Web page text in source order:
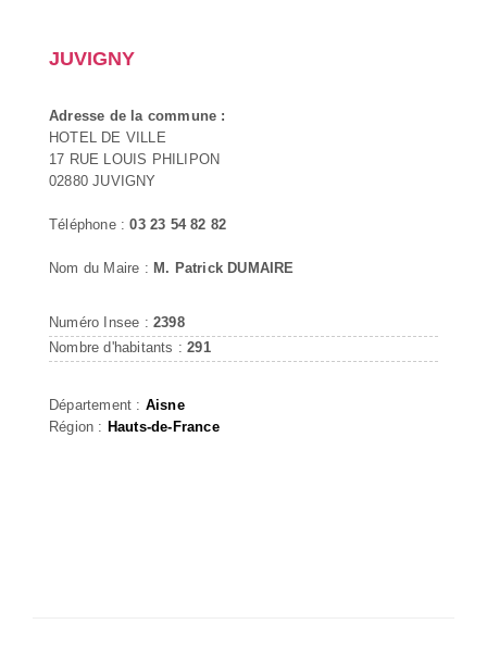
JUVIGNY
Adresse de la commune :
HOTEL DE VILLE
17 RUE LOUIS PHILIPON
02880 JUVIGNY
Téléphone :03 23 54 82 82
Nom du Maire : M. Patrick DUMAIRE
Numéro Insee : 2398
Nombre d'habitants :291
Département : Aisne
Région : Hauts-de-France